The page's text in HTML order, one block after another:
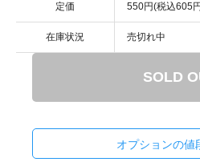
定価 550円(税込605
在庫状況 売切れ中
SOLD
オプションの値